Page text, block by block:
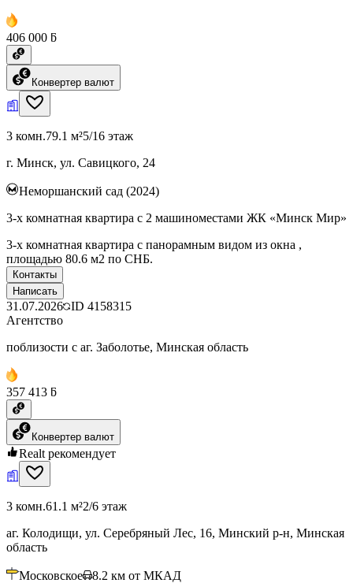
406 000 ƃ
Конвертер валют
3 комн.79.1 м²5/16 этаж
г. Минск, ул. Савицкого, 24
Неморшанский сад (2024)
3-х комнатная квартира с 2 машиноместами ЖК «Минск Мир»
3-х комнатная квартира с панорамным видом из окна ,
площадью 80.6 м2 по СНБ.
Контакты
Написать
31.07.2026 ID 4158315
Агентство
поблизости с аг. Заболотье, Минская область
357 413 ƃ
Конвертер валют
Realt рекомендует
3 комн.61.1 м²2/6 этаж
аг. Колодищи, ул. Серебряный Лес, 16, Минский р-н, Минская
область
Московское 8.2 км от МКАД